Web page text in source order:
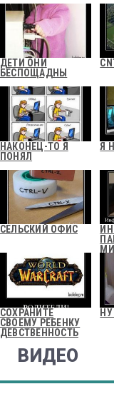
ДЕТИ ОНИ
БЕСПОЩАДНЫ
НАКОНЕЦ-ТО Я
ПОНЯЛ
Я
СЕЛЬСКИЙ ОФИС
СОХРАНИТЕ
СВОЕМУ РЕБЕНКУ
ДЕВСТВЕННОСТЬ
ВИДЕО